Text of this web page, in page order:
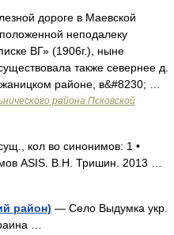
дороге в Маевской
неподалеку
ВГ» (1906г.), ныне
также севернее д.
районе, в&#8230; …
района Псковской
кол во синонимов: 1 •
ASIS. В.Н. Тришин. 2013 …
район) — Село Выдумка укр.
…